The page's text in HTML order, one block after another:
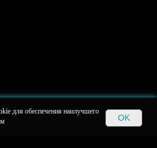
для обеспечения наилучшего
OK